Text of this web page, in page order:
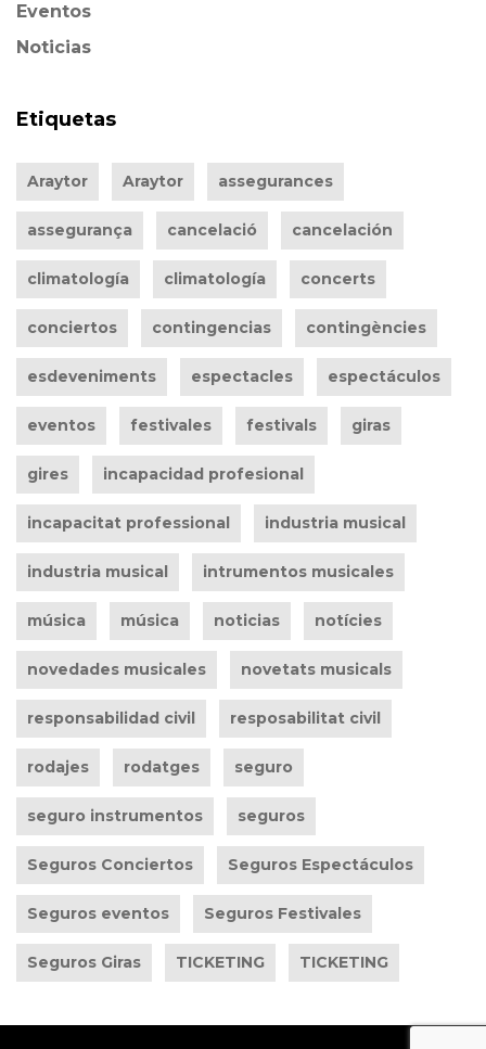
Eventos
Noticias
Etiquetas
Araytor Araytor assegurances
assegurança cancelació cancelación
climatología climatología concerts
conciertos contingencias contingències
esdeveniments espectacles espectáculos
eventos festivales festivals giras
gires incapacidad profesional
incapacitat professional industria musical
industria musical intrumentos musicales
música música noticias notícies
novedades musicales novetats musicals
responsabilidad civil resposabilitat civil
rodajes rodatges seguro
seguro instrumentos seguros
Seguros Conciertos Seguros Espectáculos
Seguros eventos Seguros Festivales
Seguros Giras TICKETING TICKETING